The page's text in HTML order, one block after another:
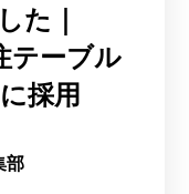
た｜
ーブル
採用
部